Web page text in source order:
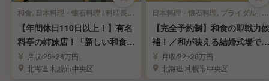
和食, 日本料理・懐石料理 | 料理長・料理長候補
【年間休日110日以上！】有名
料亭の姉妹店！「新しい和食」
を札幌すすきので
月収/25~28万円
北海道 札幌市中央区
日本料理・懐石料理, ブライダル | 料理長・料理長候補
【完全予約制】和食の即戦力候
補！／和が映える結婚式場で活
躍する！
月収/22~26万円
北海道 札幌市中央区